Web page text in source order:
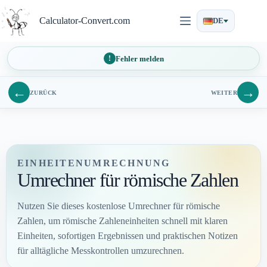
Inhalt
springen
Calculator-Convert.com DE
Fehler melden
← ZURÜCK WEITER →
EINHEITENUMRECHNUNG
Umrechner für römische Zahlen
Nutzen Sie dieses kostenlose Umrechner für römische
Zahlen, um römische Zahleneinheiten schnell mit klaren
Einheiten, sofortigen Ergebnissen und praktischen Notizen
für alltägliche Messkontrollen umzurechnen.